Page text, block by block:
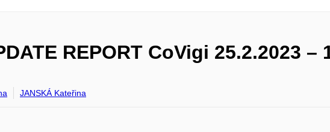
REPORT CoVigi 25.2.2023 –
JANSKÁ Kateřina